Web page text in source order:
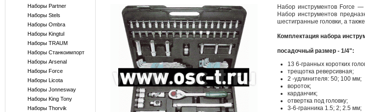
Наборы Partner
Наборы Stels
Наборы Ombra
Наборы Kingtul
Наборы TRAUM
Наборы Станкоимпорт
Наборы Arsenal
Наборы Force
Наборы Licota
Наборы Jonnesway
Наборы King Tony
Наборы Thorvik
Набор инструментов Force —
Набор инструментов
шестигранные головки, а
Комплектация набора
посадочный размер - 1/4":
13 6-гранных коротких
трещотка реверсивная;
2 -удлинителя: 50; 100 мм;
вороток;
карданчик;
отвертка под головку;
3-6-гранника 1.5; 2; 2.5 мм;